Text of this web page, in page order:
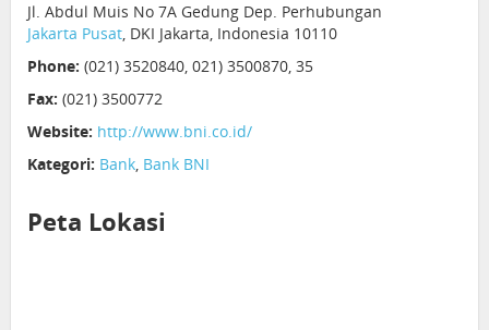
Jl. Abdul Muis No 7A Gedung Dep. Perhubungan
Jakarta Pusat, DKI Jakarta, Indonesia 10110
Phone: (021) 3520840, 021) 3500870, 35
Fax: (021) 3500772
Website: http://www.bni.co.id/
Kategori: Bank, Bank BNI
Peta Lokasi